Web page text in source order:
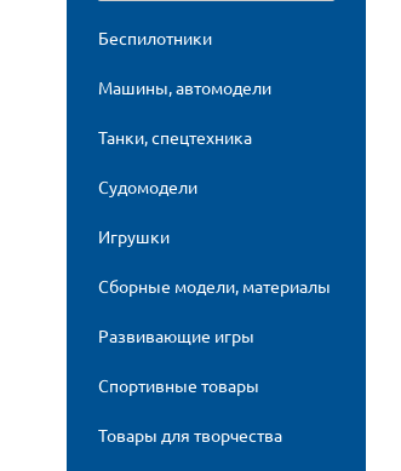
Беспилотники
Машины, автомодели
Танки, спецтехника
Судомодели
Игрушки
Сборные модели, материалы
Развивающие игры
Спортивные товары
Товары для творчества